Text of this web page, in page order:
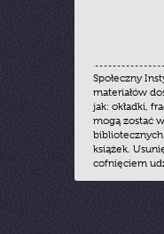
Społeczny
materiałów
jak: okładki,
mogą zostać
bibliotecznych
książek.
cofnięciem